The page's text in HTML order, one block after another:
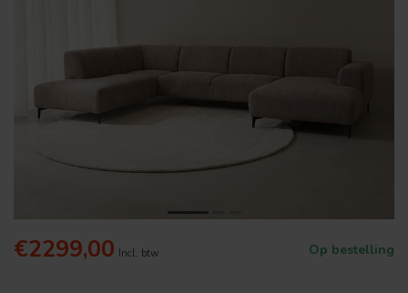
€2299,00 Incl. btw Op bestelling